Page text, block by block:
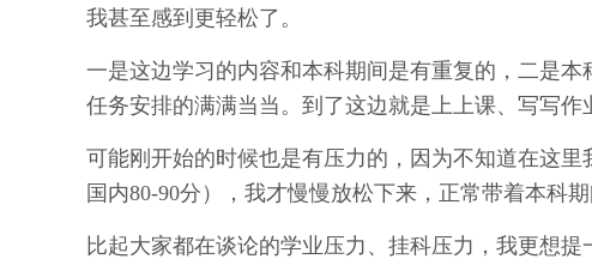
我甚至感到更轻松了。
一是这边学习的内容和本科期间是有重复的，二是
任务安排的满满当当。到了这边就是上上课、写写作
可能刚开始的时候也是有压力的，因为不知道在这
国内80-90分），我才慢慢放松下来，正常带着本科
比起大家都在谈论的学业压力、挂科压力，我更想